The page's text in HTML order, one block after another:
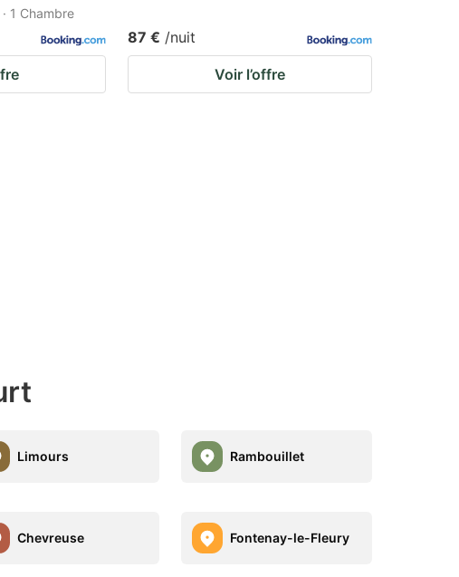
1 Chambre
87 € /nuit
Voir l’offre
Limours Rambouillet
Chevreuse Fontenay-le-Fleury